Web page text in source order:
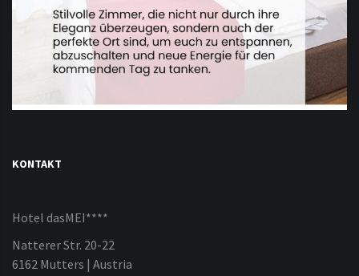
KONTAKT
Hotel dasMEI****
Natterer Str. 20-22
6162 Mutters | Austria